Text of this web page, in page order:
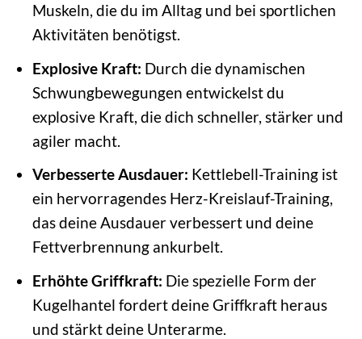
Muskeln, die du im Alltag und bei sportlichen
Aktivitäten benötigst.
Explosive Kraft: Durch die dynamischen
Schwungbewegungen entwickelst du
explosive Kraft, die dich schneller, stärker und
agiler macht.
Verbesserte Ausdauer: Kettlebell-Training ist
ein hervorragendes Herz-Kreislauf-Training,
das deine Ausdauer verbessert und deine
Fettverbrennung ankurbelt.
Erhöhte Griffkraft: Die spezielle Form der
Kugelhantel fordert deine Griffkraft heraus
und stärkt deine Unterarme.